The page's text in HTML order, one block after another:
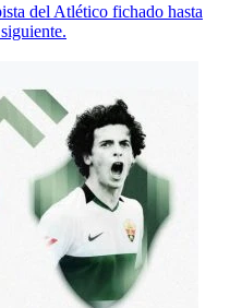
del Atlético fichado hasta